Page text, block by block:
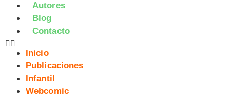
Autores
Blog
Contacto
Inicio
Publicaciones
Infantil
Webcomic